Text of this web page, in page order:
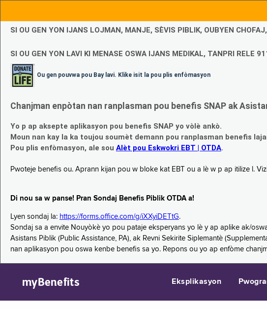
SI OU GEN YON IJANS LOJMAN, MANJE, SÈVIS PIBLIK, OUBYEN
SI OU GEN YON LAVI KI MENASE OSWA IJANS MEDIKAL, TANPRI RELE
Ou gen pouvwa pou Bay lavi. Klike isit la pou plis enfòmasyon
Chanjman enpòtan nan ranplasman pou benefis SNAP ak
Yo p ap aksepte aplikasyon pou benefis SNAP yo vòlè ankò.
Moun nan kay la ka toujou soumèt demann pou ranplasman benefis
Pou plis enfòmasyon, ale sou Alèt pou Eskwokri EBT | OTDA.
Pwoteje benefis ou. Aprann kijan pou w bloke kat EBT ou a lè w p ap itilize l.
Di nou sa w panse! Pran Sondaj Benefis Piblik OTDA a!
Lyen sondaj la: https://forms.office.com/g/iXXyiDETtG.
Sondaj sa a envite Nouyòkè yo pou pataje eksperyans yo lè y ap aplike ak/
Asistans Piblik (Public Assistance, PA), ak Revni Sekirite Siplemantè
nan aplikasyon pou oswa kenbe benefis sa yo. Repons ou yo ap enfòme
myBenefits Eksplikasyon